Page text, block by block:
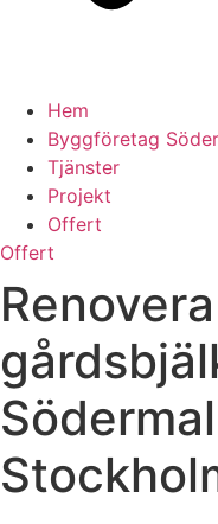
Hem
Byggföretag
Tjänster
Projekt
Offert
Offert